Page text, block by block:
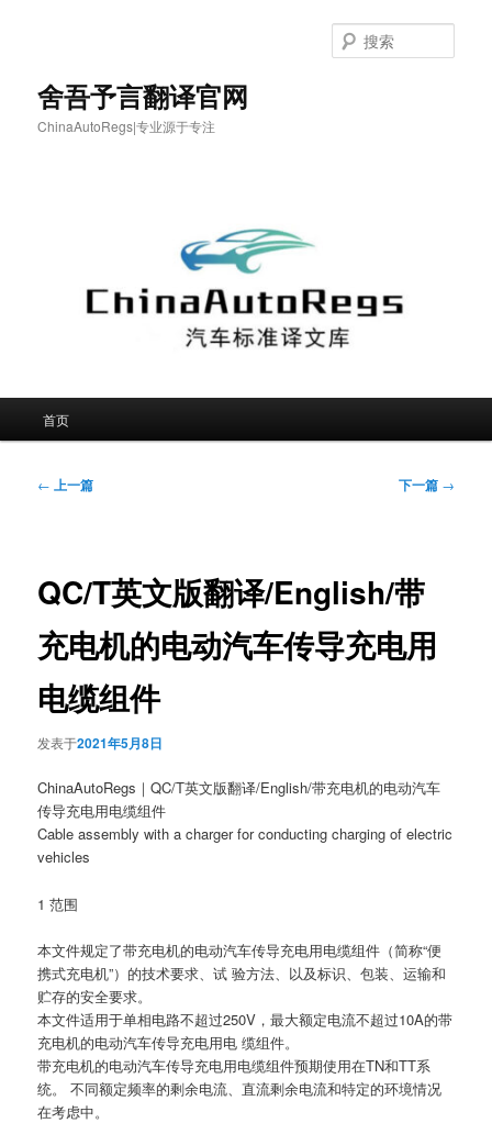
舍吾予言翻译官网
ChinaAutoRegs|专业源于专注
索
首页
文
← 上一篇 下一篇 →
QC/T英文版翻译/English/带
充电机的电动汽车传导充电用
电缆组件
发表于2021年5月8日
ChinaAutoRegs｜QC/T英文版翻译/English/带充电机的电动汽车
传导充电用电缆组件
Cable assembly with a charger for conducting charging of electric
vehicles
1 范围
本文件规定了带充电机的电动汽车传导充电用电缆组件（简称“便
携式充电机”）的技术要求、试 验方法、以及标识、包装、运输和
贮存的安全要求。
本文件适用于单相电路不超过250V，最大额定电流不超过10A的带
充电机的电动汽车传导充电用电 缆组件。
带充电机的电动汽车传导充电用电缆组件预期使用在TN和TT系
统。 不同额定频率的剩余电流、直流剩余电流和特定的环境情况
在考虑中。